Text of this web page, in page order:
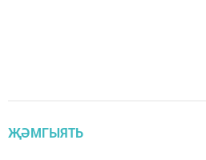
ҖӘМГЫЯТЬ